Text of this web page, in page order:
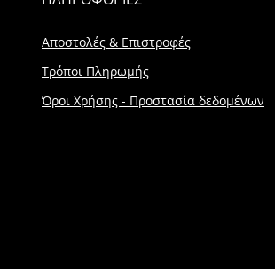
Αποστολές & Επιστροφές
Τρόποι Πληρωμής
Όροι Χρήσης - Προστασία δεδομένων